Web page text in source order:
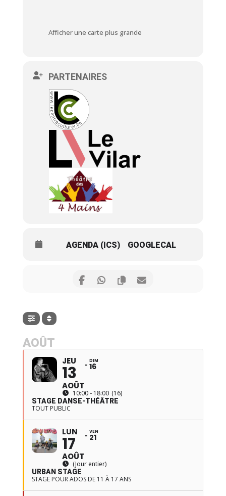
Afficher une carte plus grande
PARTENAIRES
AGENDA (ICS) GOOGLECAL
AOÛT
JEU
13
AOÛT
DIM
16
10:00 - 18:00 (16)
STAGE DANSE-THÉÂTRE
TOUT PUBLIC
LUN
17
AOÛT
VEN
21
(Jour entier)
URBAN STAGE
STAGE POUR ADOS DE 11 À 17 ANS